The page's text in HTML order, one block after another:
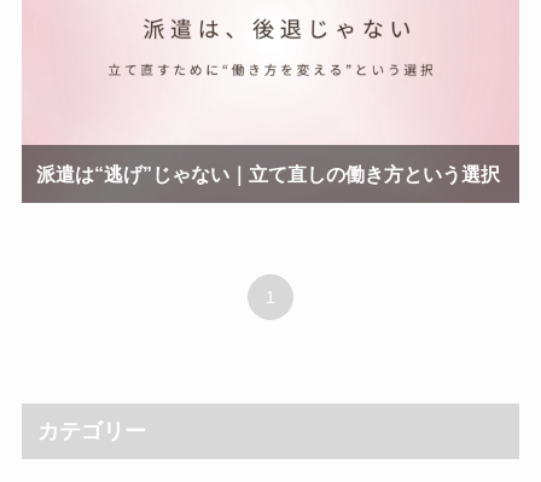
派遣は“逃げ”じゃない｜立て直しの働き方という選択
1
カテゴリー